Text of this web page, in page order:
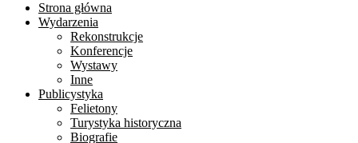
Strona główna
Wydarzenia
Rekonstrukcje
Konferencje
Wystawy
Inne
Publicystyka
Felietony
Turystyka historyczna
Biografie